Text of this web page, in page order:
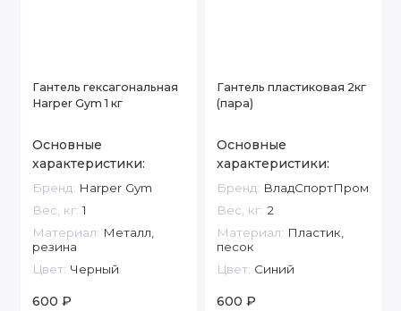
Гантель гексагональная
Harper Gym 1 кг
Основные
характеристики:
Бренд: Harper Gym
Вес, кг: 1
Материал: Металл,
резина
Цвет: Черный
600 ₽
Гантель пластиковая 2кг
(пара)
Основные
характеристики:
Бренд: ВладСпортПром
Вес, кг: 2
Материал: Пластик,
песок
Цвет: Синий
600 ₽